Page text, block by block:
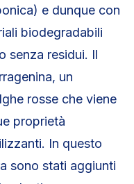
e dunque con
biodegradabili
senza residui. Il
un
rosse che viene
proprietà
In questo
sono stati aggiunti